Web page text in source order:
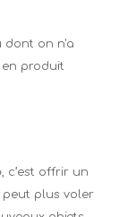
dont on n'a
produit
c’est offrir un
plus voler